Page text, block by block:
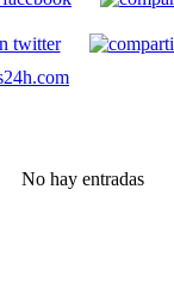
No hay entradas